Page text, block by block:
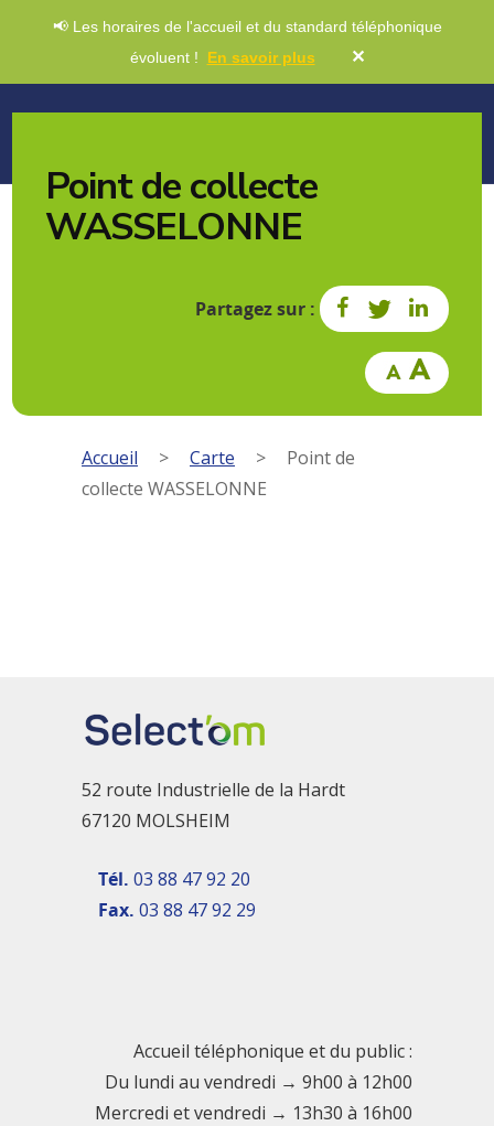
📢 Les horaires de l'accueil et du standard téléphonique
évoluent ! En savoir plus ✕
Point de collecte
WASSELONNE
Partagez sur :
Accueil > Carte >
Point de
collecte WASSELONNE
52 route Industrielle de la Hardt
67120 MOLSHEIM
Tél. 03 88 47 92 20
Fax. 03 88 47 92 29
Accueil téléphonique et du public :
Du lundi au vendredi → 9h00 à 12h00
Mercredi et vendredi → 13h30 à 16h00